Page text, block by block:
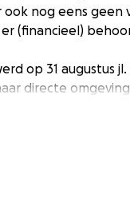
nog eens
(financieel)
op 31 augustus
directe
nog steeds naar de